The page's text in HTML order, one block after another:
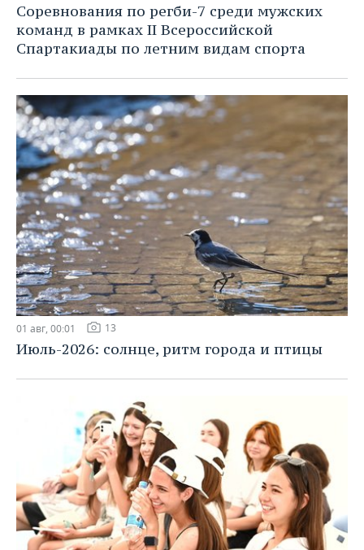
Соревнования по регби-7 среди мужских
команд в рамках II Всероссийской
Спартакиады по летним видам спорта
01 авг, 00:01 13
Июль-2026: солнце, ритм города и птицы